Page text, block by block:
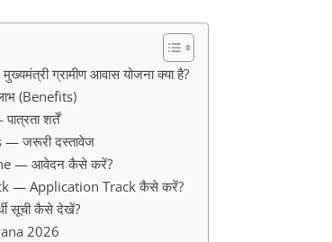
ग्रामीण आवास योजना क्या है?
(Benefits)
शर्तें
जरूरी दस्तावेज
— आवेदन कैसे करें?
— Application Track कैसे करें?
सूची कैसे देखें?
2026